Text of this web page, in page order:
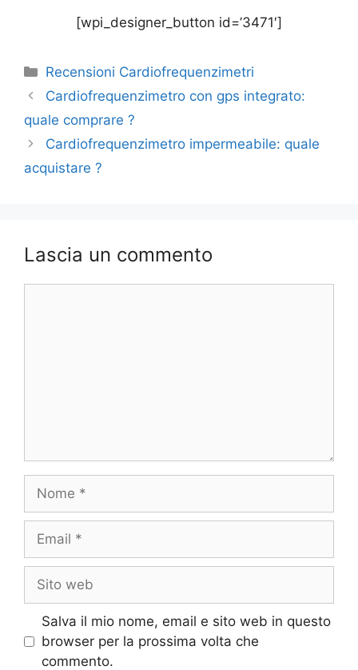
[wpi_designer_button id=’3471′]
Categorie
Recensioni Cardiofrequenzimetri
Cardiofrequenzimetro con gps integrato:
quale comprare ?
Cardiofrequenzimetro impermeabile: quale
acquistare ?
Lascia un commento
web
Salva il mio nome, email e sito web in questo
browser per la prossima volta che
commento.